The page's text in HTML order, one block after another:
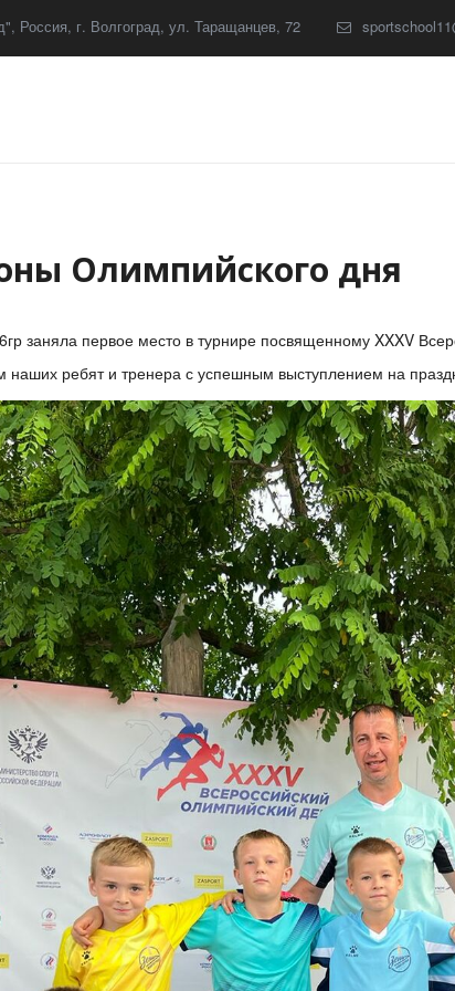
, Россия, г. Волгоград, ул. Таращанцев, 72
Олимпийского дня
заняла первое место в турнире посвященному XXXV
наших ребят и тренера с успешным выступлением на